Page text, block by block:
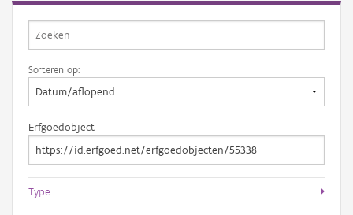
Sorteren op:
Erfgoedobject
Type